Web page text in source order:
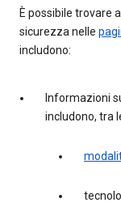
È possibile trovare
sicurezza nelle
includono:
Informazioni
includono, tra